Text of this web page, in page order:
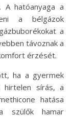
A hatóanyaga a
a bélgázok
a
távoznak a
érzését.
ha a gyermek
hirtelen sírás, a
hatása
szülők hamar